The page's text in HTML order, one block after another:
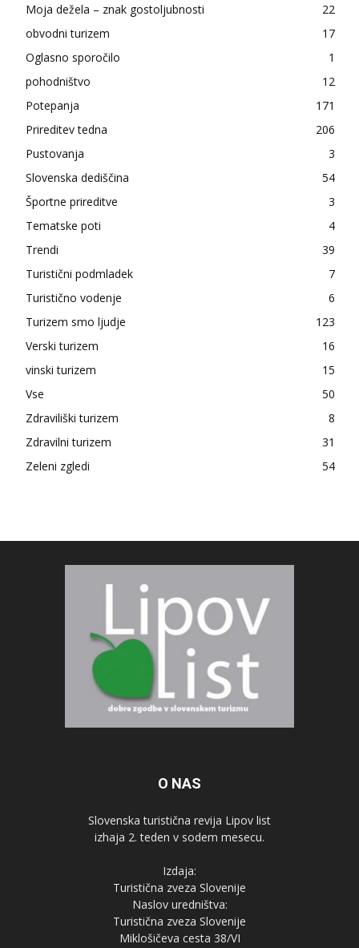
Moja dežela – znak gostoljubnosti
22
obvodni turizem
17
Oglasno sporočilo
1
pohodništvo
12
Potepanja
171
Prireditev tedna
206
Pustovanja
3
Slovenska dediščina
54
Športne prireditve
3
Tematske poti
4
Trendi
39
Turistični podmladek
7
Turistično vodenje
6
Turizem smo ljudje
123
Verski turizem
16
vinski turizem
15
Vse
50
Zdraviliški turizem
8
Zdravilni turizem
31
Zeleni zgledi
54
O NAS
Slovenska turistična revija Lipov list
izhaja 2. teden v sodem mesecu.
Izdaja:
Turistična zveza Slovenije
Naslov uredništva:
Turistična zveza Slovenije
Miklošičeva cesta 38/VI